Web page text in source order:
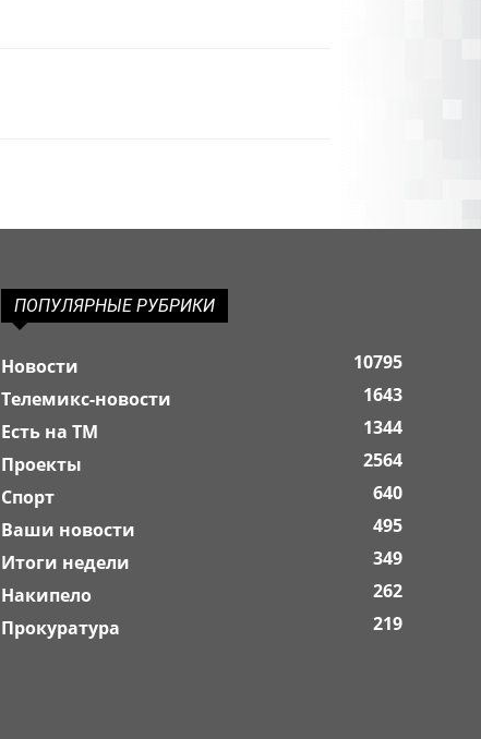
ПОПУЛЯРНЫЕ РУБРИКИ
Новости
10795
Телемикс-новости
1643
Есть на ТМ
1344
Проекты
2564
Спорт
640
Ваши новости
495
Итоги недели
349
Накипело
262
Прокуратура
219